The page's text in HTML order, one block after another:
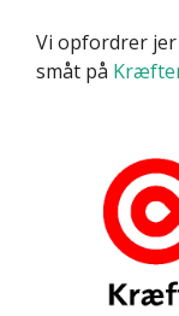
Vi opfordrer
småt på